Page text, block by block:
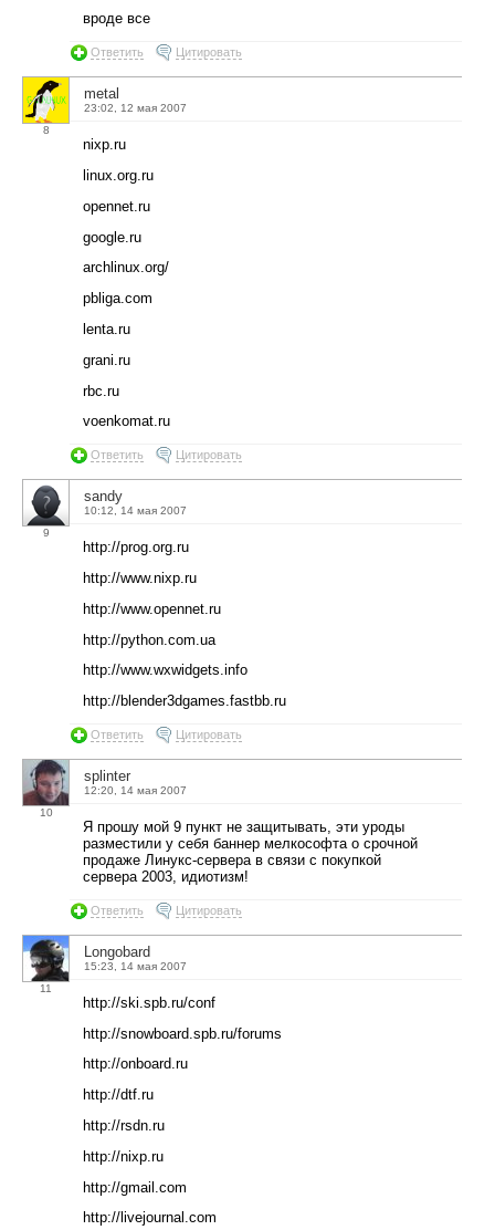
вроде все
Ответить Цитировать
8
metal
23:02, 12 мая 2007
nixp.ru
linux.org.ru
opennet.ru
google.ru
archlinux.org/
pbliga.com
lenta.ru
grani.ru
rbc.ru
voenkomat.ru
Ответить Цитировать
9
sandy
10:12, 14 мая 2007
http://prog.org.ru
http://www.nixp.ru
http://www.opennet.ru
http://python.com.ua
http://www.wxwidgets.info
http://blender3dgames.fastbb.ru
Ответить Цитировать
10
splinter
12:20, 14 мая 2007
Я прошу мой 9 пункт не защитывать, эти уроды
разместили у себя баннер мелкософта о срочной
продаже Линукс-сервера в связи с покупкой
сервера 2003, идиотизм!
Ответить Цитировать
11
Longobard
15:23, 14 мая 2007
http://ski.spb.ru/conf
http://snowboard.spb.ru/forums
http://onboard.ru
http://dtf.ru
http://rsdn.ru
http://nixp.ru
http://gmail.com
http://livejournal.com